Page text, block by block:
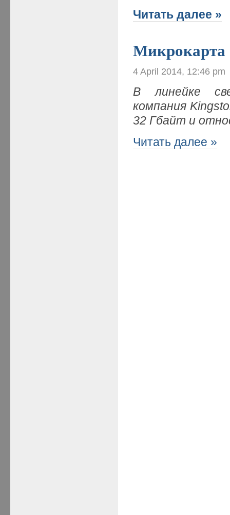
Читать далее »
Микрокарта
4 April 2014, 12:46 pm
В линейке
компания
32 Гбайт и
Читать далее »